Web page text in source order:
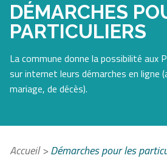
DÉMARCHES
PARTICULIERS
La commune donne la possibilité
sur internet leurs démarches en ligne
mariage, de décès).
Accueil>Démarches pour les